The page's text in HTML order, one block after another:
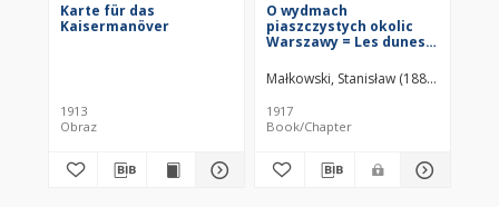
Karte für das
Kaisermanöver
1913
Obraz
O wydmach
piaszczystych okolic
Warszawy = Les dunes
de Varsovie
Małkowski, Stanisław (1889–1962)
1917
Book/Chapter